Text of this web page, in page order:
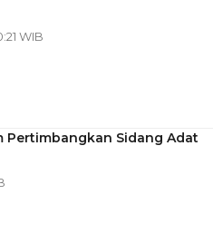
WIB
Pertimbangkan Sidang Adat